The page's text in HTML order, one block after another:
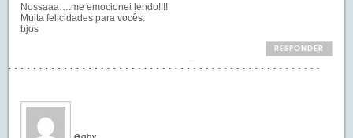
Nossaaa….me emocionei lendo!!!!
Muita felicidades para vocês.
bjos
RESPONDER